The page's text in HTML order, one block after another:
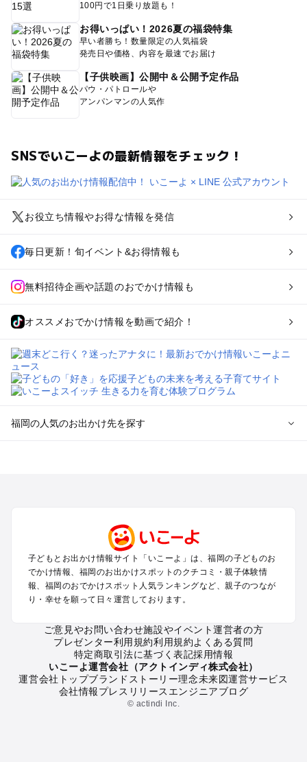
100円で1日乗り放題も！
お得いっぱい！2026夏の福袋特集
早い者勝ち！数量限定の人気福袋
発売日や価格、内容を最速でお届け
【子供映画】公開中＆公開予定作品
パウ・パトロールや
アンパンマンの人気作
SNSでいこーよの最新情報をチェック！
お役立ち情報やお得な情報を発信
毎日更新！旬イベント&お得情報も
無料招待企画や話題のおでかけ情報も
オススメおでかけ情報を動画で紹介！
福岡の人気のお出かけ先を探す
柳川・八女・筑後のプールお出かけ
糸島・前原のプールお出かけ
太宰府・宗像のプールお出かけ
福岡の定番お出かけスポット
福岡の動物園
福岡のバーベキュー
福岡の釣り
福岡の牧場
福岡のプール
子どもとお出かけ情報サイト「いこーよ」は、福岡の子どものお
でかけ情報、福岡のお出かけスポットのクチコミ・親子体験情
報、福岡のおでかけスポット人気ランキングなど、親子のつなが
り・幸せを願って日々運営しております。
ご意見やお問い合わせ施設やイベント運営者の方
プレゼンター利用規約利用規約よくある質問
特定商取引法に基づく表記採用情報
いこーよ運営会社（アクトインディ株式会社）
運営会社トップブランドストーリー理念未来図運営サービス
会社情報プレスリリース エンジニアブログ
© actindi Inc.